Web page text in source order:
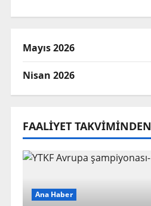
Mayıs 2026
Nisan 2026
FAALIYET TAKVIMINDEN
Ana Haber